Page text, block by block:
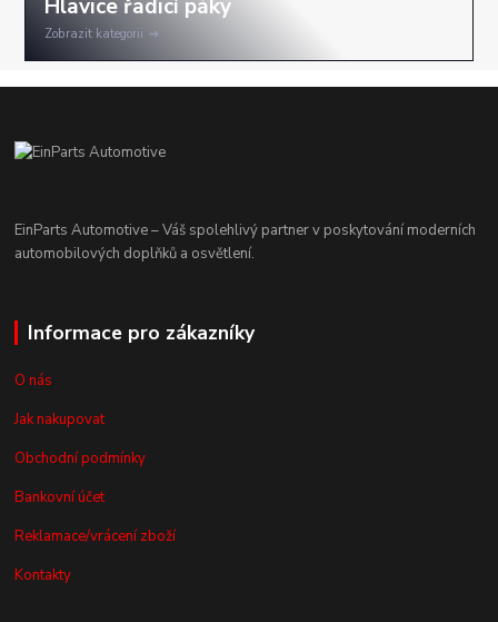
Zobrazit kategorii
EinParts Automotive – Váš spolehlivý partner v poskytování moderních
automobilových doplňků a osvětlení.
Informace pro zákazníky
O nás
Jak nakupovat
Obchodní podmínky
Bankovní účet
Reklamace/vrácení zboží
Kontakty